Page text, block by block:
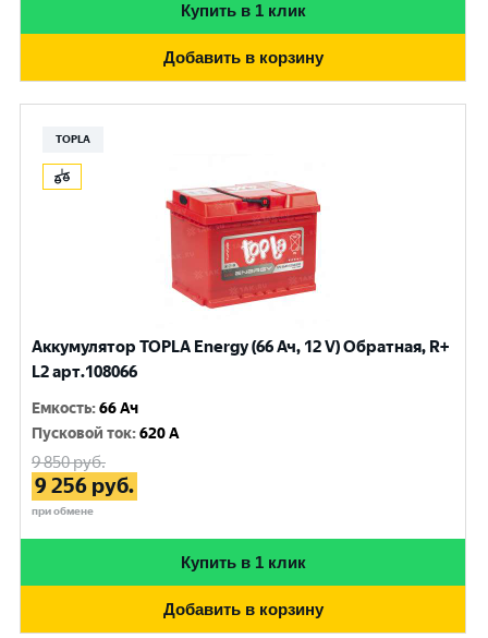
Купить в 1 клик
Добавить в корзину
TOPLA
Аккумулятор TOPLA Energy (66 Ач, 12 V) Обратная, R+
L2 арт.108066
Емкость:66 Ач
Пусковой ток:620 A
9 850руб.
9 256 руб.
при обмене
Купить в 1 клик
Добавить в корзину